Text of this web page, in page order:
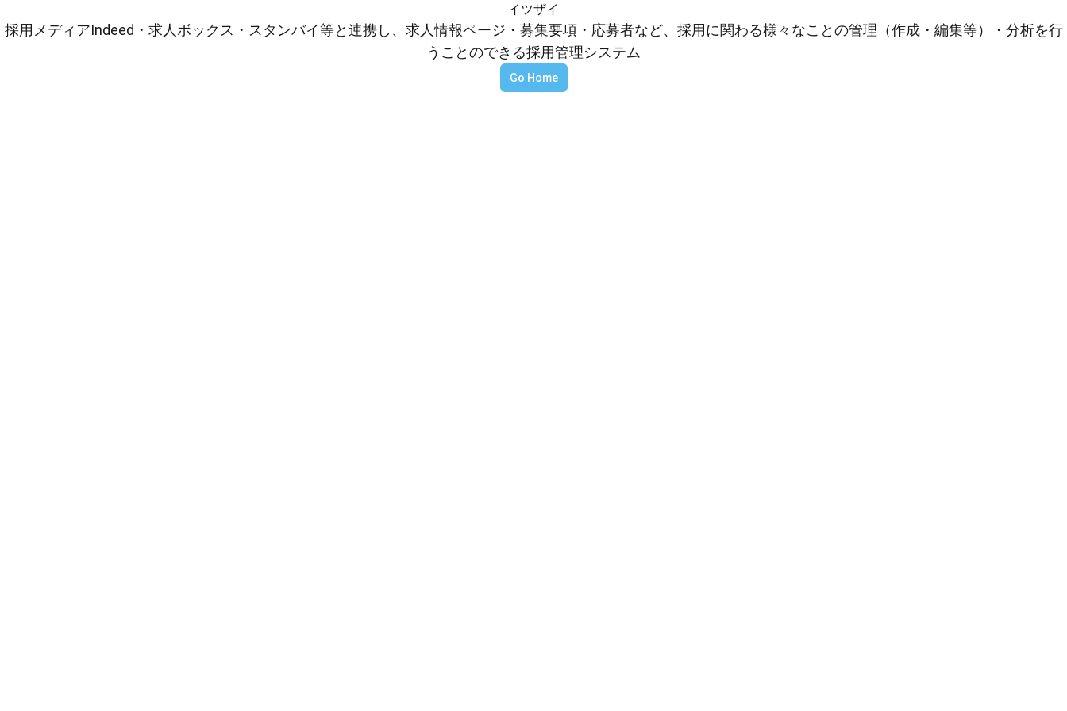
イツザイ
採用メディアIndeed・求人ボックス・スタンバイ等と連携し、求人情報ページ・募集要項・応募者など、採用に関わる様々なことの管理（作成・編集等）・分析を行
うことのできる採用管理システム
Go Home